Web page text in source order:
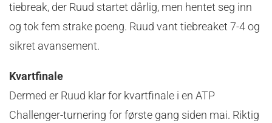
tiebreak, der Ruud startet dårlig, men hentet seg inn
og tok fem strake poeng. Ruud vant tiebreaket 7-4 og
sikret avansement.
Kvartfinale
Dermed er Ruud klar for kvartfinale i en ATP
Challenger-turnering for første gang siden mai. Riktig